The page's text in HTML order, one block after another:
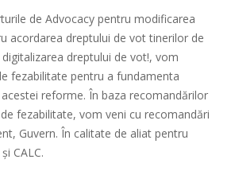
de Advocacy pentru modificarea
acordarea dreptului de vot tinerilor de
dreptului de vot!, vom
fezabilitate pentru a fundamenta
reforme. În baza recomandărilor
fezabilitate, vom veni cu recomandări
Guvern. În calitate de aliat pentru
CALC.